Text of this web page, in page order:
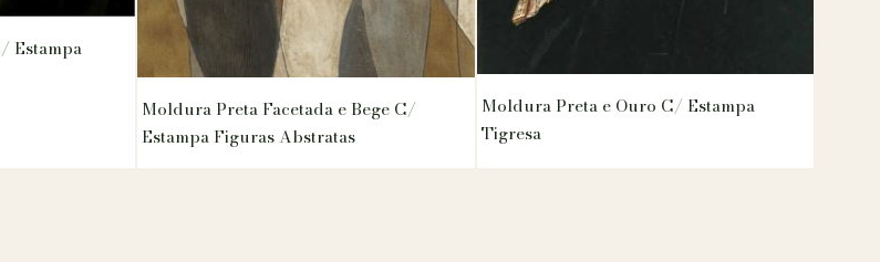
Estampa
Moldura Preta Facetada e Bege C/
Estampa Figuras Abstratas
Moldura Preta e Ouro C/ Estampa
Tigresa